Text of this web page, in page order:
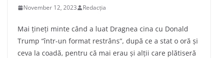
November 12, 2023 Redacția
Mai țineți minte când a luat Dragnea cina cu Donald
Trump “într-un format restrâns”, după ce a stat o oră și
ceva la coadă, pentru că mai erau și alții care plătiseră